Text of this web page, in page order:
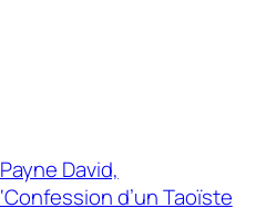
Payne David,
‘Confession d’un Taoïste